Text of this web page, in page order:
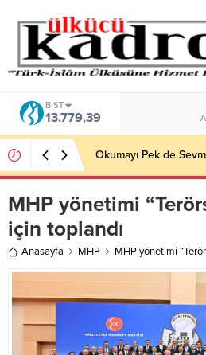
BIST
13.779,39
Okumayı Pek de
MHP yönetimi
için toplandı
Anasayfa MHP MHP yönetimi